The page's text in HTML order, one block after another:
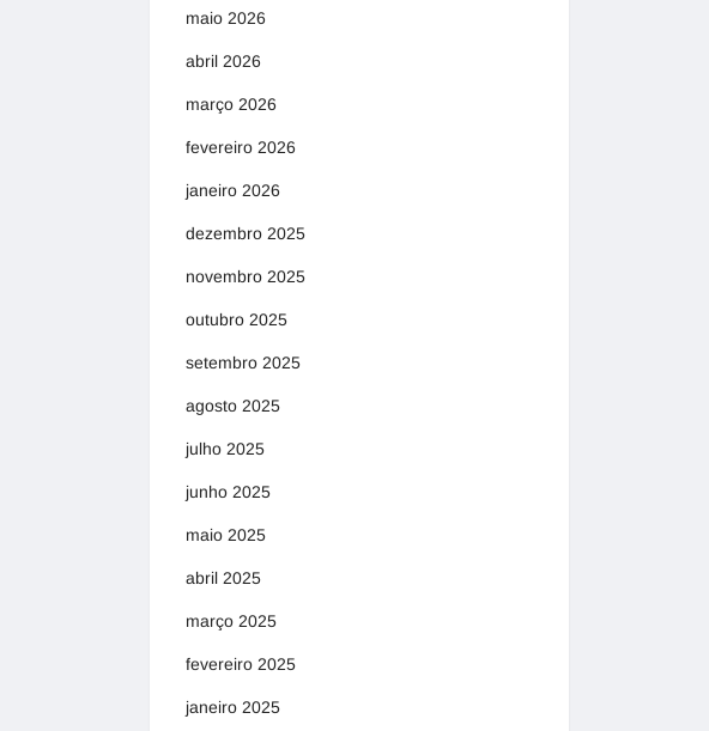
maio 2026
abril 2026
março 2026
fevereiro 2026
janeiro 2026
dezembro 2025
novembro 2025
outubro 2025
setembro 2025
agosto 2025
julho 2025
junho 2025
maio 2025
abril 2025
março 2025
fevereiro 2025
janeiro 2025